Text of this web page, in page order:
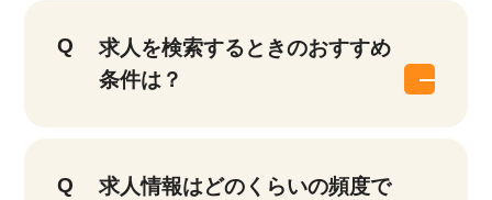
求人を検索するときのおすすめ
条件は？
求人情報はどのくらいの頻度で